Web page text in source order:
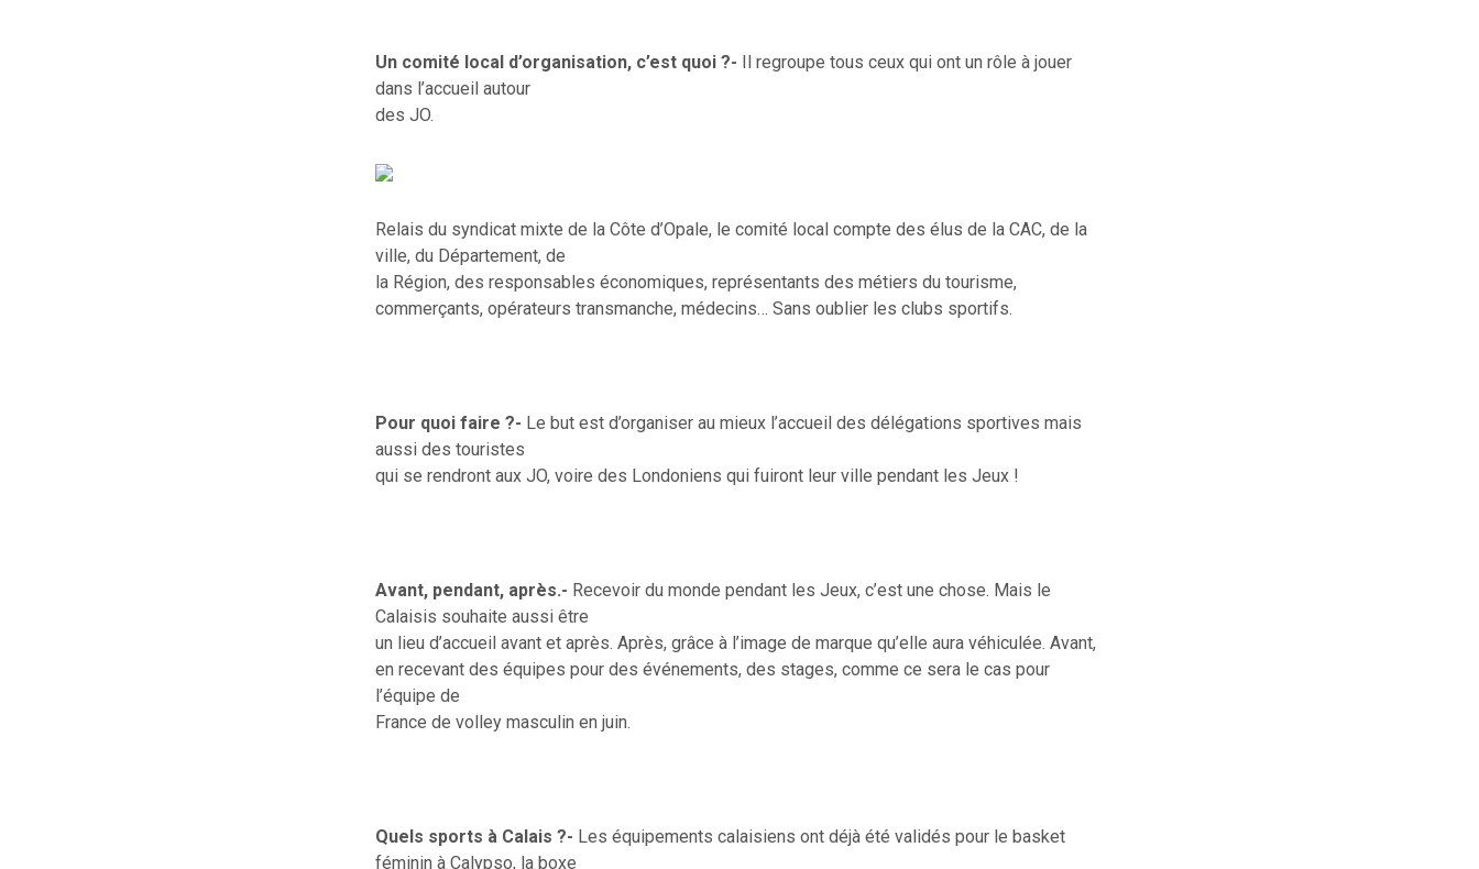
Un comité local d’organisation, c’est quoi ?- Il regroupe tous ceux qui ont un rôle à jouer
dans l’accueil autour
des JO.
Relais du syndicat mixte de la Côte d’Opale, le comité local compte des élus de la CAC, de la
ville, du Département, de
la Région, des responsables économiques, représentants des métiers du tourisme,
commerçants, opérateurs transmanche, médecins… Sans oublier les clubs sportifs.
Pour quoi faire ?- Le but est d’organiser au mieux l’accueil des délégations sportives mais
aussi des touristes
qui se rendront aux JO, voire des Londoniens qui fuiront leur ville pendant les Jeux !
Avant, pendant, après.- Recevoir du monde pendant les Jeux, c’est une chose. Mais le
Calaisis souhaite aussi être
un lieu d’accueil avant et après. Après, grâce à l’image de marque qu’elle aura véhiculée. Avant,
en recevant des équipes pour des événements, des stages, comme ce sera le cas pour
l’équipe de
France de volley masculin en juin.
Quels sports à Calais ?- Les équipements calaisiens ont déjà été validés pour le basket
féminin à Calypso, la boxe